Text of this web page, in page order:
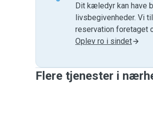
Dit kæledyr kan have
livsbegivenheder. Vi
reservation foretaget
Oplev ro i sindet
Flere tjenester i